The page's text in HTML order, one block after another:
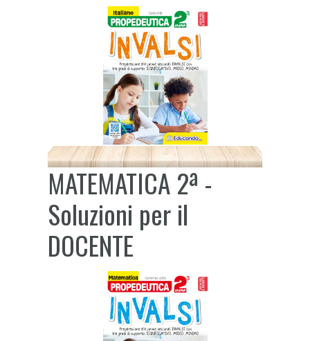
MATEMATICA 2ª -
Soluzioni per il
DOCENTE